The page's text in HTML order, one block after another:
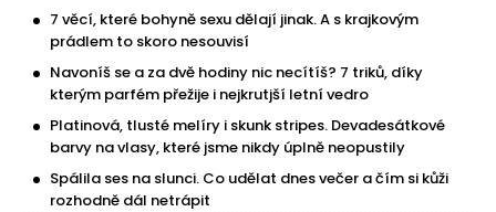
7 věcí, které bohyně sexu dělají jinak. A s krajkovým
prádlem to skoro nesouvisí
Navoníš se a za dvě hodiny nic necítíš? 7 triků, díky
kterým parfém přežije i nejkrutjší letní vedro
Platinová, tlusté melíry i skunk stripes. Devadesátkové
barvy na vlasy, které jsme nikdy úplně neopustily
Spálila ses na slunci. Co udělat dnes večer a čím si kůži
rozhodně dál netrápit